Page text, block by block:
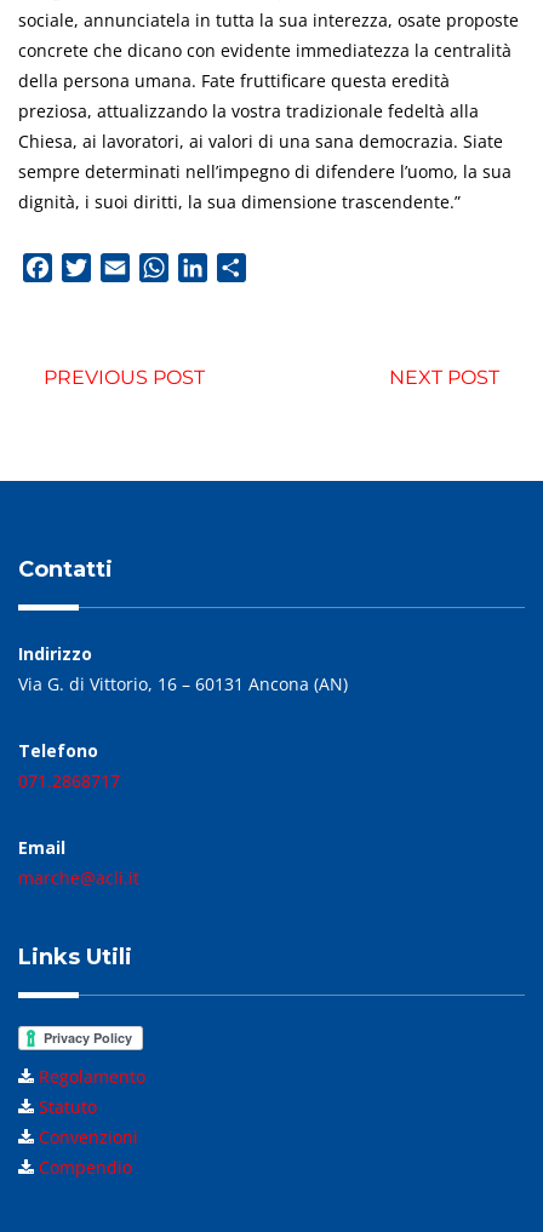
sociale, annunciatela in tutta la sua interezza, osate proposte
concrete che dicano con evidente immediatezza la centralità
della persona umana. Fate fruttificare questa eredità
preziosa, attualizzando la vostra tradizionale fedeltà alla
Chiesa, ai lavoratori, ai valori di una sana democrazia. Siate
sempre determinati nell’impegno di difendere l’uomo, la sua
dignità, i suoi diritti, la sua dimensione trascendente.”
FacebookTwitterEmail WhatsApp
LinkedIn
PREVIOUS POST NEXT POST
Contatti
Indirizzo
Via G. di Vittorio, 16 – 60131 Ancona (AN)
Telefono
071.2868717
Email
marche@acli.it
Links Utili
Regolamento
Statuto
Convenzioni
Compendio